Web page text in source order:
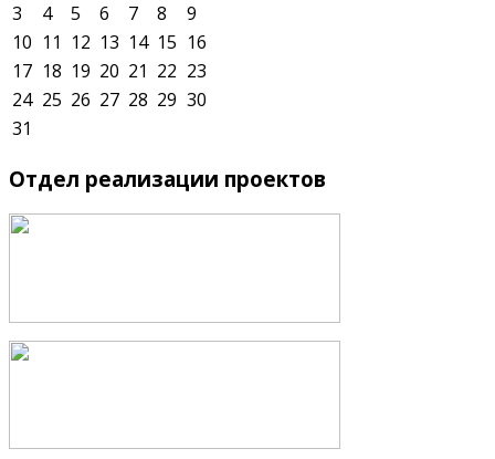
3
4 5 6 7 8
9
10 11 12 13 14 15 16
17 18 19 20 21 22 23
24 25 26 27 28 29 30
31
Отдел реализации проектов